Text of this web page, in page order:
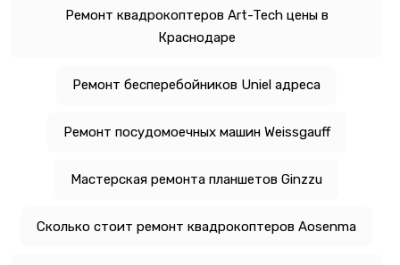
Ремонт квадрокоптеров Art-Tech цены в
Краснодаре
Ремонт бесперебойников Uniel адреса
Ремонт посудомоечных машин Weissgauff
Мастерская ремонта планшетов Ginzzu
Сколько стоит ремонт квадрокоптеров Aosenma